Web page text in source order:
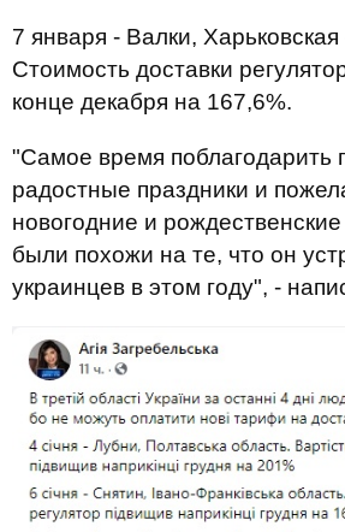
7 января - Валки, Харьковская
Стоимость доставки
конце декабря на 167,6%.
"Самое время поблагодарить
радостные праздники и
новогодние и
были похожи на те, что он
украинцев в этом году", -